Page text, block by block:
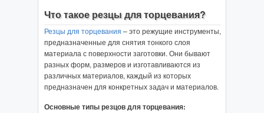
Что такое резцы для торцевания?
Резцы для торцевания – это режущие инструменты,
предназначенные для снятия тонкого слоя
материала с поверхности заготовки. Они бывают
разных форм, размеров и изготавливаются из
различных материалов, каждый из которых
предназначен для конкретных задач и материалов.
Основные типы резцов для торцевания: